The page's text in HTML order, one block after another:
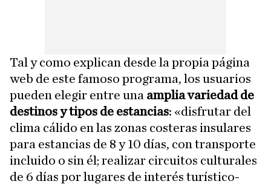
Tal y como explican desde la propia página
web de este famoso programa, los usuarios
pueden elegir entre una amplia variedad de
destinos y tipos de estancias: «disfrutar del
clima cálido en las zonas costeras insulares
para estancias de 8 y 10 días, con transporte
incluido o sin él; realizar circuitos culturales
de 6 días por lugares de interés turístico-